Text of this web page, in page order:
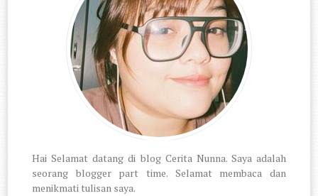
Hai Selamat datang di blog Cerita Nunna. Saya adalah
seorang blogger part time. Selamat membaca dan
menikmati tulisan saya.